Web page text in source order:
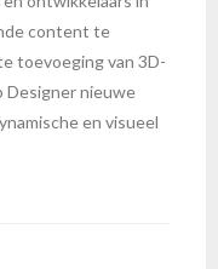
content te
toevoeging van 3D-
nieuwe
en visueel